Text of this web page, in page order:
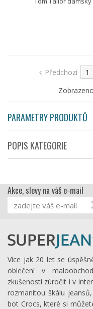
Předchozí 1
PARAMETRY PRODUKTŮ
POPIS KATEGORIE
Akce, slevy na váš e-mail
Více jak 20 let se
oblečení v
zkušenosti zúročit i v
rozmanitou škálu
bot Crocs, které si